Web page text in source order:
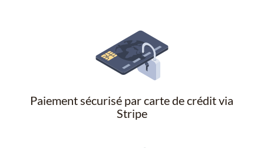
Paiement sécurisé par carte de crédit via
Stripe